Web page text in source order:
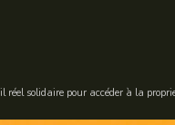
réel solidaire pour accéder à la